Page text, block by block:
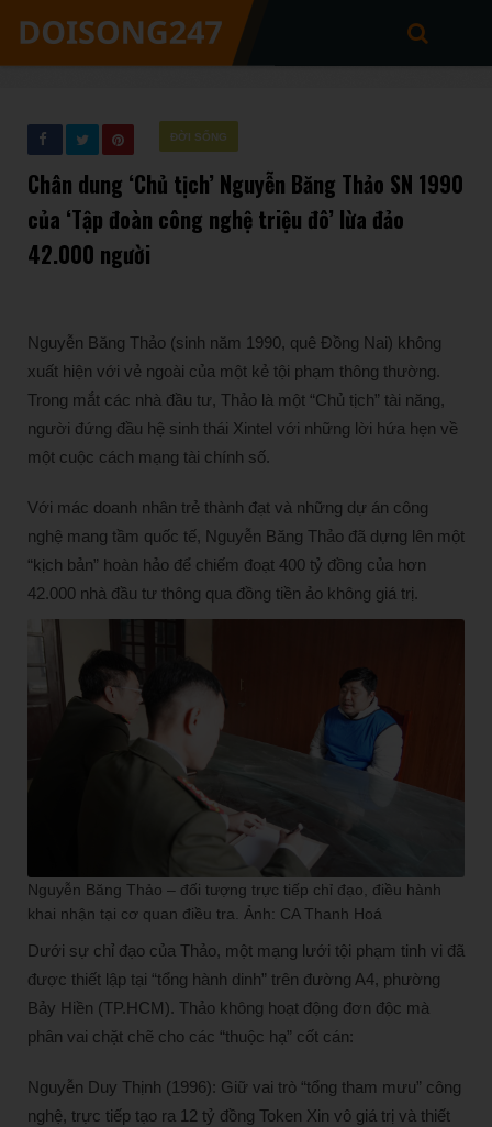
ĐỜI SỐNG
Chân dung ‘Chủ tịch’ Nguyễn Băng Thảo SN 1990
của ‘Tập đoàn công nghệ triệu đô’ lừa đảo
42.000 người
Nguyễn Băng Thảo (sinh năm 1990, quê Đồng Nai) không
xuất hiện với vẻ ngoài của một kẻ tội phạm thông thường.
Trong mắt các nhà đầu tư, Thảo là một “Chủ tịch” tài năng,
người đứng đầu hệ sinh thái Xintel với những lời hứa hẹn về
một cuộc cách mạng tài chính số.
Với mác doanh nhân trẻ thành đạt và những dự án công
nghệ mang tầm quốc tế, Nguyễn Băng Thảo đã dựng lên một
“kịch bản” hoàn hảo để chiếm đoạt 400 tỷ đồng của hơn
42.000 nhà đầu tư thông qua đồng tiền ảo không giá trị.
Nguyễn Băng Thảo – đối tượng trực tiếp chỉ đạo, điều hành
khai nhận tại cơ quan điều tra. Ảnh: CA Thanh Hoá
Dưới sự chỉ đạo của Thảo, một mạng lưới tội phạm tinh vi đã
được thiết lập tại “tổng hành dinh” trên đường A4, phường
Bảy Hiền (TP.HCM). Thảo không hoạt động đơn độc mà
phân vai chặt chẽ cho các “thuộc hạ” cốt cán:
Nguyễn Duy Thịnh (1996): Giữ vai trò “tổng tham mưu” công
nghệ, trực tiếp tạo ra 12 tỷ đồng Token Xin vô giá trị và thiết